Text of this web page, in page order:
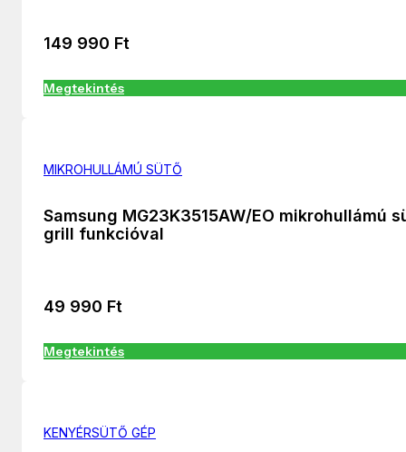
149 990 Ft
Megtekintés
MIKROHULLÁMÚ SÜTŐ
Samsung MG23K3515AW/EO mikrohullámú
grill funkcióval
49 990 Ft
Megtekintés
KENYÉRSÜTŐ GÉP